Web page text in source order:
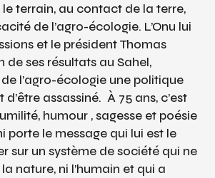
le terrain, au contact de la terre,
de l’agro-écologie. L’Onu lui
et le président Thomas
de ses résultats au Sahel,
l’agro-écologie une politique
assassiné. À 75 ans, c’est
humour , sagesse et poésie
porte le message qui lui est le
sur un système de société qui ne
nature, ni l’humain et qui a